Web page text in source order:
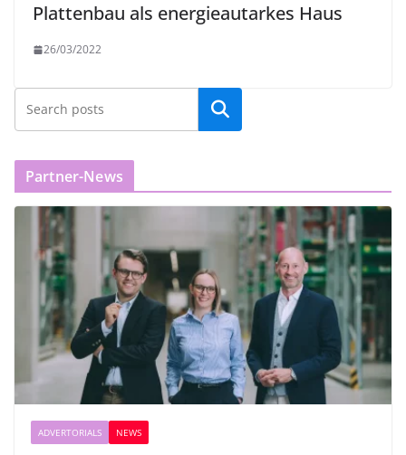
Plattenbau als energieautarkes Haus
26/03/2022
Partner-News
ADVERTORIALS NEWS